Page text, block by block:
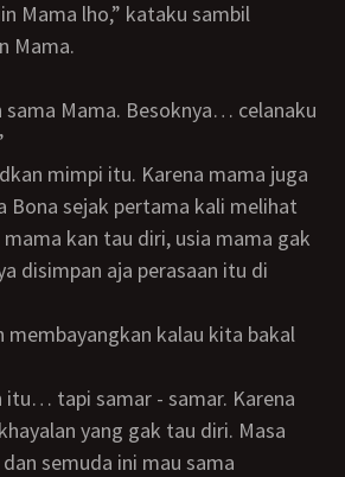
Mama lho,” kataku sambil
Mama.
Bona sejak pertama kali melihat
kan tau diri, usia mama gak
disimpan aja perasaan itu di
yang gak tau diri. Masa
semuda ini mau sama